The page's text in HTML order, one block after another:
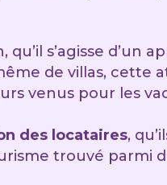
s’agisse d’un
de villas, cette
venus pour les
des locataires,
trouvé parmi